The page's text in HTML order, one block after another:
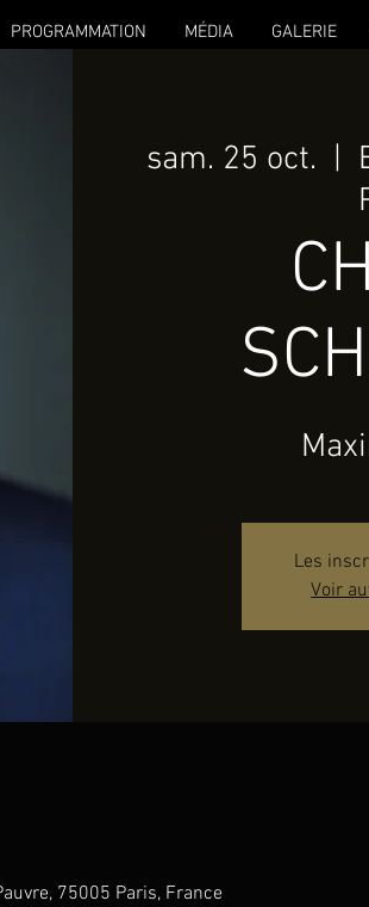
PROGRAMMATION MÉDIA GALERIE
sam. 25 oct.
  |
Les
Voir
75005 Paris, France